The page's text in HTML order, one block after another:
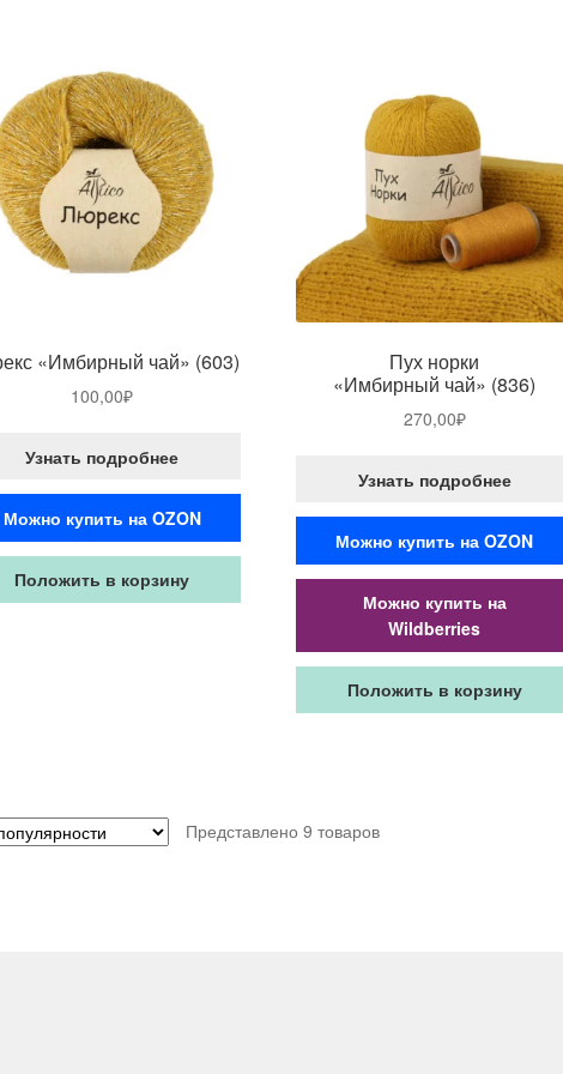
«Имбирный чай» (603)
100,00₽
Узнать подробнее
Можно купить на OZON
Положить в корзину
Пух норки
«Имбирный чай» (836)
270,00₽
Узнать подробнее
Можно купить на OZON
Можно купить на
Wildberries
Положить в корзину
Представлено 9 товаров